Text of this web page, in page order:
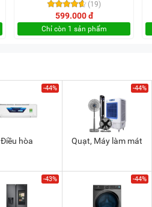
(19)
599.000 đ
Chỉ còn 1 sản phẩm
-44%
Điều hòa
-44%
Quạt, Máy làm mát
-43% -44%